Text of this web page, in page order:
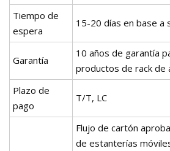
Tiempo de
espera
15-20 días en base a
Garantía
10 años de garantía
productos de rack de
Plazo de
pago
T/T, LC
Flujo de cartón
de estanterías